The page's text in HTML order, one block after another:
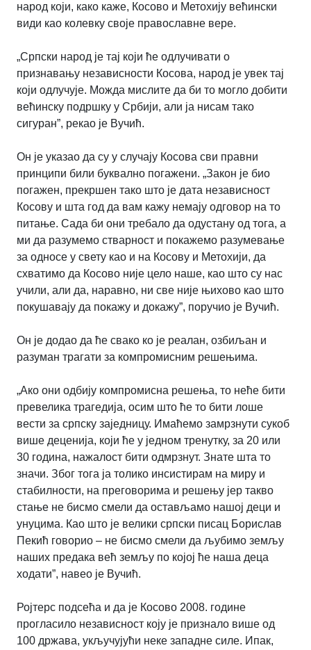
народ који, како каже, Косово и Метохију већински
види као колевку своје православне вере.
„Српски народ је тај који ће одлучивати о
признавању независности Косова, народ је увек тај
који одлучује. Можда мислите да би то могло добити
већинску подршку у Србији, али ја нисам тако
сигуран”, рекао је Вучић.
Он је указао да су у случају Косова сви правни
принципи били буквално погажени. „Закон је био
погажен, прекршен тако што је дата независност
Косову и шта год да вам кажу немају одговор на то
питање. Сада би они требало да одустану од тога, а
ми да разумемо стварност и покажемо разумевање
за односе у свету као и на Косову и Метохији, да
схватимо да Косово није цело наше, као што су нас
учили, али да, наравно, ни све није њихово као што
покушавају да покажу и докажу”, поручио је Вучић.
Он је додао да ће свако ко је реалан, озбиљан и
разуман трагати за компромисним решењима.
„Ако они одбију компромисна решења, то неће бити
превелика трагедија, осим што ће то бити лоше
вести за српску заједницу. Имаћемо замрзнути сукоб
више деценија, који ће у једном тренутку, за 20 или
30 година, нажалост бити одмрзнут. Знате шта то
значи. Због тога ја толико инсистирам на миру и
стабилности, на преговорима и решењу јер такво
стање не бисмо смели да остављамо нашој деци и
унуцима. Као што је велики српски писац Борислав
Пекић говорио – не бисмо смели да љубимо земљу
наших предака већ земљу по којој ће наша деца
ходати”, навео је Вучић.
Ројтерс подсећа и да је Косово 2008. године
прогласило независност коју је признало више од
100 држава, укључујући неке западне силе. Ипак,